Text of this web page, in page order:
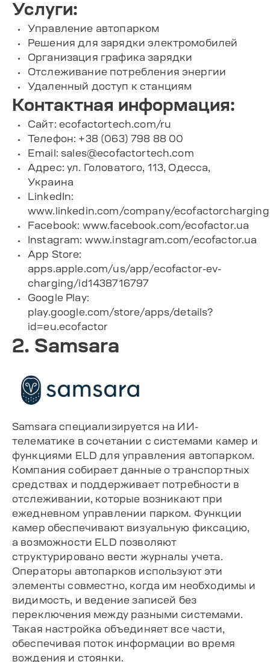
Услуги:
Управление автопарком
Решения для зарядки электромобилей
Организация графика зарядки
Отслеживание потребления энергии
Удаленный доступ к станциям
Контактная информация:
Сайт: ecofactortech.com/ru
Телефон: +38 (063) 798 88 00
Email: sales@ecofactortech.com
Адрес: ул. Головатого, 113, Одесса,
Украина
LinkedIn:
www.linkedin.com/company/ecofactorcharging
Facebook: www.facebook.com/ecofactor.ua
Instagram: www.instagram.com/ecofactor.ua
App Store:
apps.apple.com/us/app/ecofactor-ev-
charging/id1438716797
Google Play:
play.google.com/store/apps/details?
id=eu.ecofactor
2. Samsara
Samsara специализируется на ИИ-
телематике в сочетании с системами камер и
функциями ELD для управления автопарком.
Компания собирает данные о транспортных
средствах и поддерживает потребности в
отслеживании, которые возникают при
ежедневном управлении парком. Функции
камер обеспечивают визуальную фиксацию,
а возможности ELD позволяют
структурировано вести журналы учета.
Операторы автопарков используют эти
элементы совместно, когда им необходимы и
видимость, и ведение записей без
переключения между разными системами.
Такая настройка объединяет все части,
обеспечивая поток информации во время
вождения и стоянки.